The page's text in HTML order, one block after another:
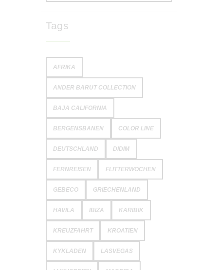
Tags
AFRIKA
ANDER BARUT COLLECTION
BAJA CALIFORNIA
BERGENSBANEN COLOR LINE
DEUTSCHLAND DIDIM
FERNREISEN FLITTERWOCHEN
GEBECO GRIECHENLAND
HAVILA IBIZA KARIBIK
KREUZFAHRT KROATIEN
KYKLADEN LASVEGAS